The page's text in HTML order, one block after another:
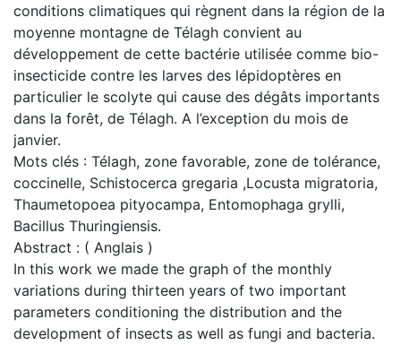
conditions climatiques qui règnent dans la région de la
moyenne montagne de Télagh convient au
développement de cette bactérie utilisée comme bio-
insecticide contre les larves des lépidoptères en
particulier le scolyte qui cause des dégâts importants
dans la forêt, de Télagh. A l’exception du mois de
janvier.
Mots clés : Télagh, zone favorable, zone de tolérance,
coccinelle, Schistocerca gregaria ,Locusta migratoria,
Thaumetopoea pityocampa, Entomophaga grylli,
Bacillus Thuringiensis.
Abstract : ( Anglais )
In this work we made the graph of the monthly
variations during thirteen years of two important
parameters conditioning the distribution and the
development of insects as well as fungi and bacteria.